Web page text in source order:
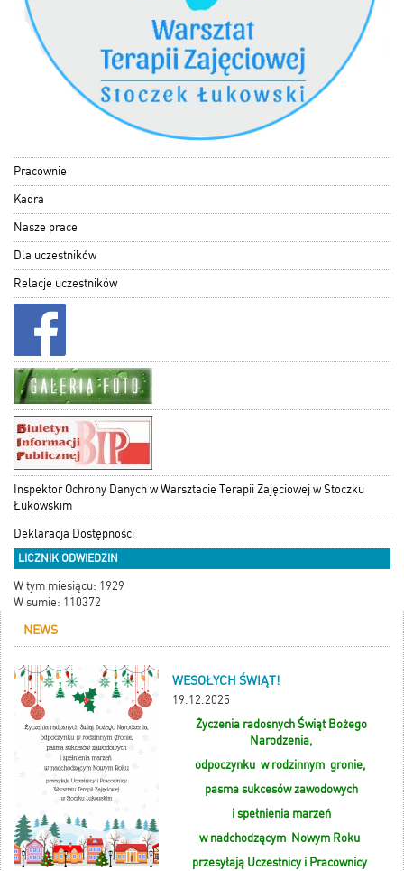
Pracownie
Kadra
Nasze prace
Dla uczestników
Relacje uczestników
Inspektor Ochrony Danych w Warsztacie Terapii Zajęciowej w Stoczku
Łukowskim
Deklaracja Dostępności
LICZNIK ODWIEDZIN
W tym miesiącu: 1929
W sumie: 110372
NEWS
WESOŁYCH ŚWIĄT!
19.12.2025
Życzenia radosnych Świąt Bożego
Narodzenia,
odpoczynku w rodzinnym gronie,
pasma sukcesów zawodowych
i spełnienia marzeń
w nadchodzącym Nowym Roku
przesyłają Uczestnicy i Pracownicy